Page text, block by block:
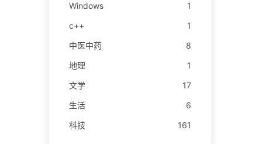
Windows
1
c++
1
中医中药
8
地理
1
文学
17
生活
6
科技
161